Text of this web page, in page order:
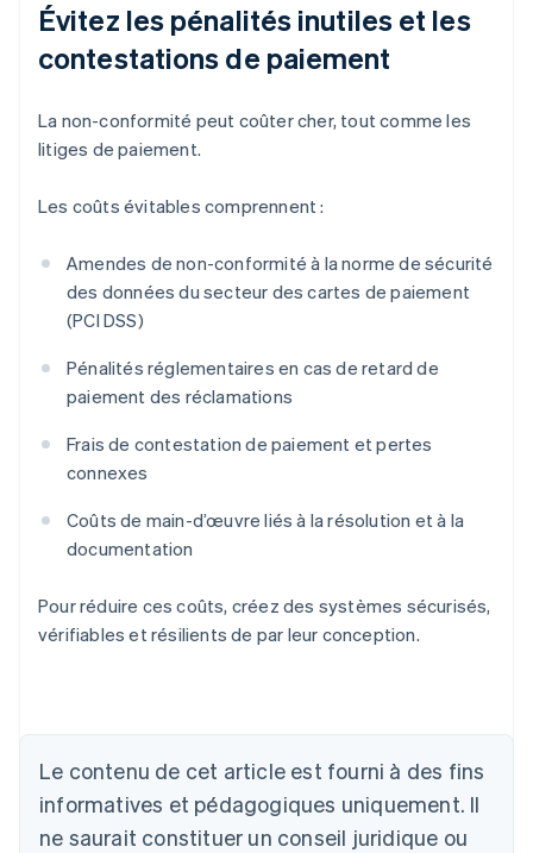
Évitez les pénalités inutiles et les
contestations de paiement
La non-conformité peut coûter cher, tout comme les
litiges de paiement.
Les coûts évitables comprennent :
Amendes de non-conformité à la norme de sécurité
des données du secteur des cartes de paiement
(PCI DSS)
Pénalités réglementaires en cas de retard de
paiement des réclamations
Frais de contestation de paiement et pertes
connexes
Coûts de main-d’œuvre liés à la résolution et à la
documentation
Pour réduire ces coûts, créez des systèmes sécurisés,
vérifiables et résilients de par leur conception.
Le contenu de cet article est fourni à des fins
informatives et pédagogiques uniquement. Il
ne saurait constituer un conseil juridique ou